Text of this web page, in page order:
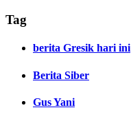
Tag
berita Gresik hari ini
Berita Siber
Gus Yani